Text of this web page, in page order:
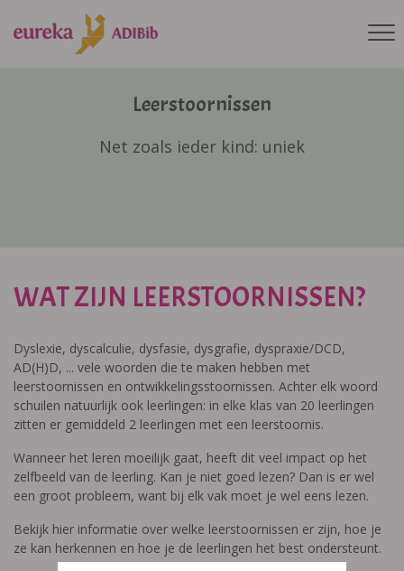
Leerstoornissen
Net zoals ieder kind: uniek
WAT ZIJN LEERSTOORNISSEN?
Dyslexie, dyscalculie, dysfasie, dysgrafie, dyspraxie/DCD,
AD(H)D, ... vele woorden die te maken hebben met
leerstoornissen en ontwikkelingsstoornissen. Achter elk woord
schuilen natuurlijk ook leerlingen: in elke klas van 20 leerlingen
zitten er gemiddeld 2 leerlingen met een leerstoornis.
Wanneer het leren moeilijk gaat, heeft dit veel impact op het
zelfbeeld van de leerling. Kan je niet goed lezen? Dan is er wel
een groot probleem, want bij elk vak moet je wel eens lezen.
Bekijk hier informatie over welke leerstoornissen er zijn, hoe je
ze kan herkennen en hoe je de leerlingen het best ondersteunt.